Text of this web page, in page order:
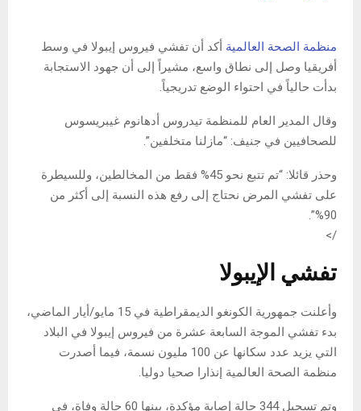
منظمة الصحة العالمية أكد أن تفشي فيروس إيبولا في وسط
أفريقيا وصل إلى نطاق واسع، مشيراً إلى أن جهود الاستجابة
بدأت حالياً في احتواء الوضع تدريجياً.
وقال المدير العام للمنظمة تيدروس أدهانوم غيبريسوس
للصحافيين في جنيف: “مازلنا متخلفين”.
وحذر قائلا: “تم تتبع نحو 45% فقط من المخالطين، وللسيطرة
على تفشي المرض نحتاج إلى رفع هذه النسبة إلى أكثر من
90%”.
/>
تفشي الإيبولا
وأعلنت جمهورية الكونغو الديمقراطية في 15 مايو/أيار الماضي،
بدء تفشي الموجة السابعة عشرة من فيروس إيبولا في البلاد
التي يزيد عدد سكانها عن 100 مليون نسمة، فيما أصدرت
منظمة الصحة العالمية إنذارا صحيا دوليا.
وتم تسجيل 344 حالة إصابة مؤكدة، بينها 60 حالة وفاة، في